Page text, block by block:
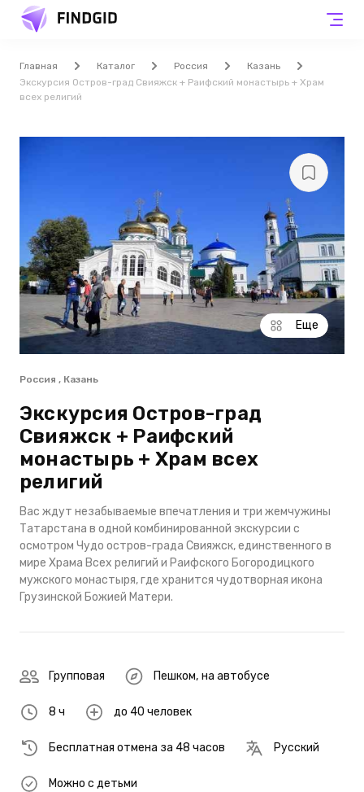
Главная Каталог Россия
Казань
Экскурсия Остров-град Свияжск + Раифский монастырь + Храм
всех религий
Еще
Россия , Казань
Экскурсия Остров-град
Свияжск + Раифский
монастырь + Храм всех
религий
Вас ждут незабываемые впечатления и три жемчужины
Татарстана в одной комбинированной экскурсии с
осмотром Чудо остров-града Свияжск, единственного в
мире Храма Всех религий и Раифского Богородицкого
мужского монастыря, где хранится чудотворная икона
Грузинской Божией Матери.
Групповая Пешком, на автобусе
8 ч до 40 человек
Бесплатная отмена за 48 часов Русский
Можно с детьми